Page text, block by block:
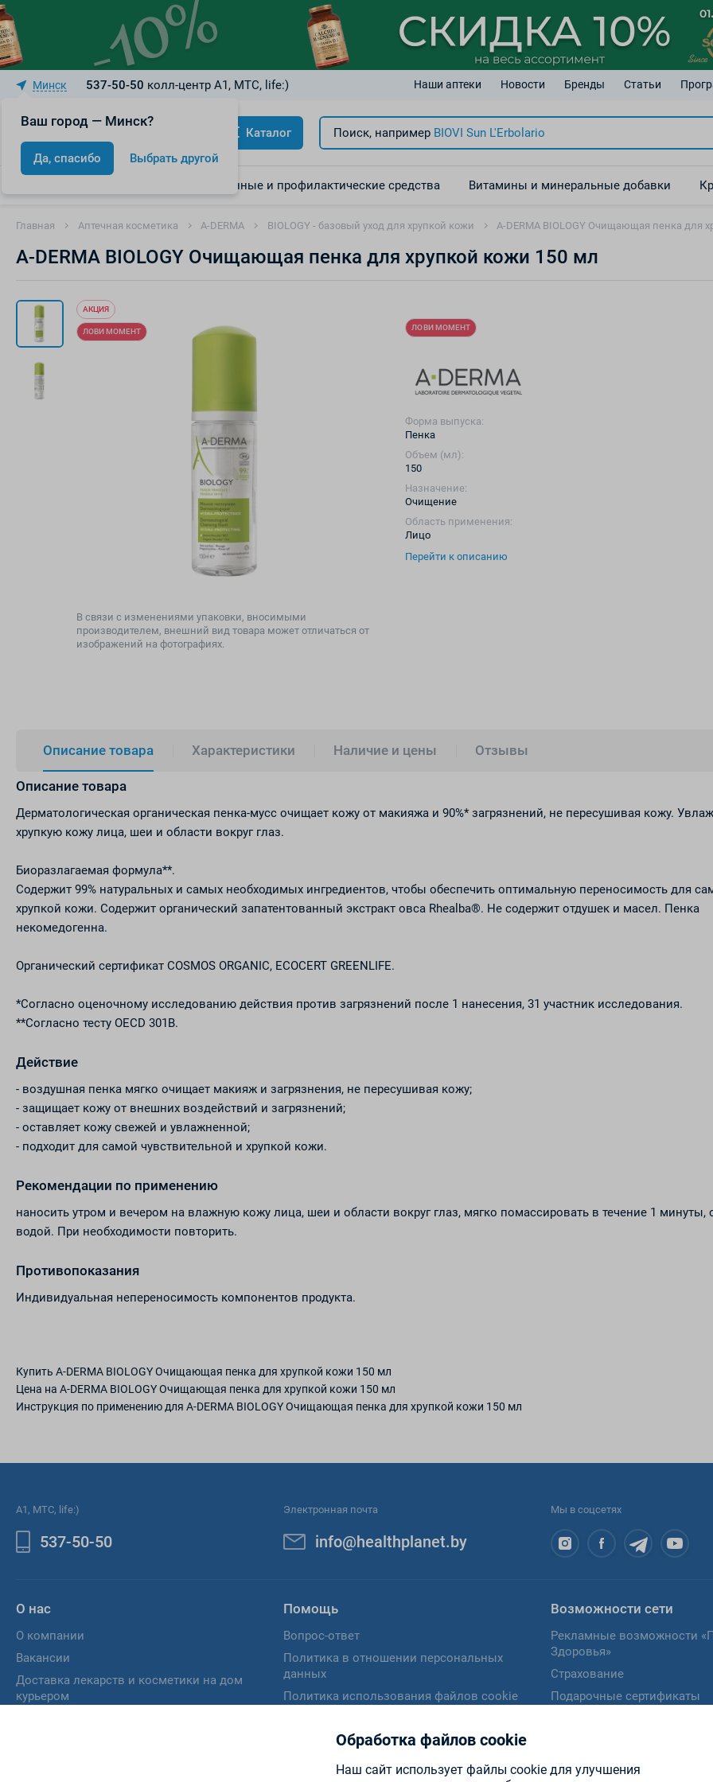
Минск
Ваш город — Минск?
Да, спасибо Выбрать другой
537-50-50 колл-центр A1, МТС, life:) Наши аптеки Новости Бренды Статьи
Каталог Поиск, например BIOVI Sun L'Erbolario
Лекарственные и профилактические средства Витамины и минеральные добавки
Главная Аптечная косметика A-DERMA BIOLOGY - базовый уход для хрупкой кожи A-DERMA BIOLOGY Очищающая пенка для
A-DERMA BIOLOGY Очищающая пенка для хрупкой кожи 150 мл
АКЦИЯ
ЛОВИ МОМЕНТ
В связи с изменениями упаковки, вносимыми
производителем, внешний вид товара может отличаться от
изображений на фотографиях.
ЛОВИ МОМЕНТ
Форма выпуска:
Пенка
Объем (мл):
150
Назначение:
Очищение
Область применения:
Лицо
Перейти к описанию
Описание товара Характеристики Наличие и цены Отзывы
Описание товара
Дерматологическая органическая пенка-мусс очищает кожу от макияжа и 90%* загрязнений, не пересушивая кожу.
хрупкую кожу лица, шеи и области вокруг глаз.
Биоразлагаемая формула**.
Содержит 99% натуральных и самых необходимых ингредиентов, чтобы обеспечить оптимальную переносимость для
хрупкой кожи. Содержит органический запатентованный экстракт овса Rhealba®. Не содержит отдушек и масел. Пенка
некомедогенна.
Органический сертификат COSMOS ORGANIC, ECOCERT GREENLIFE.
*Согласно оценочному исследованию действия против загрязнений после 1 нанесения, 31 участник исследования.
**Согласно тесту OECD 301B.
Действие
- воздушная пенка мягко очищает макияж и загрязнения, не пересушивая кожу;
- защищает кожу от внешних воздействий и загрязнений;
- оставляет кожу свежей и увлажненной;
- подходит для самой чувствительной и хрупкой кожи.
Рекомендации по применению
наносить утром и вечером на влажную кожу лица, шеи и области вокруг глаз, мягко помассировать в течение 1 минуты,
водой. При необходимости повторить.
Противопоказания
Индивидуальная непереносимость компонентов продукта.
Купить A-DERMA BIOLOGY Очищающая пенка для хрупкой кожи 150 мл
Цена на A-DERMA BIOLOGY Очищающая пенка для хрупкой кожи 150 мл
Инструкция по применению для A-DERMA BIOLOGY Очищающая пенка для хрупкой кожи 150 мл
A1, МТС, life:)
537-50-50
Электронная почта
info@healthplanet.by
Мы в соцсетях
О нас
О компании
Вакансии
Доставка лекарств и косметики на дом
курьером
Помощь
Вопрос-ответ
Политика в отношении персональных
данных
Политика использования файлов cookie
персональных данных
Возможности сети
Рекламные возможности
Здоровья»
Страхование
Подарочные сертификаты
Обработка файлов cookie
Наш сайт использует файлы cookie для улучшения